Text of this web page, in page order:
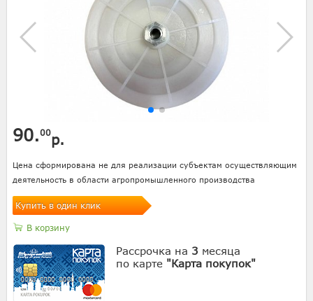
90.00р.
Цена сформирована не для реализации субъектам осуществляющим
деятельность в области агропромышленного производства
Купить в один клик
В корзину
Рассрочка на 3 месяца
по карте "Карта покупок"